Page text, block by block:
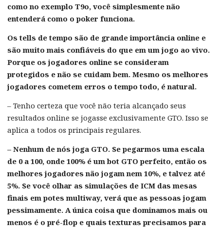
como no exemplo T9o, você simplesmente não
entenderá como o poker funciona.
Os tells de tempo são de grande importância online e
são muito mais confiáveis ​​do que em um jogo ao vivo.
Porque os jogadores online se consideram
protegidos e não se cuidam bem. Mesmo os melhores
jogadores cometem erros o tempo todo, é natural.
– Tenho certeza que você não teria alcançado seus
resultados online se jogasse exclusivamente GTO. Isso se
aplica a todos os principais regulares.
– Nenhum de nós joga GTO. Se pegarmos uma escala
de 0 a 100, onde 100% é um bot GTO perfeito, então os
melhores jogadores não jogam nem 10%, e talvez até
5%. Se você olhar as simulações de ICM das mesas
finais em potes multiway, verá que as pessoas jogam
pessimamente. A única coisa que dominamos mais ou
menos é o pré-flop e quais texturas precisamos para